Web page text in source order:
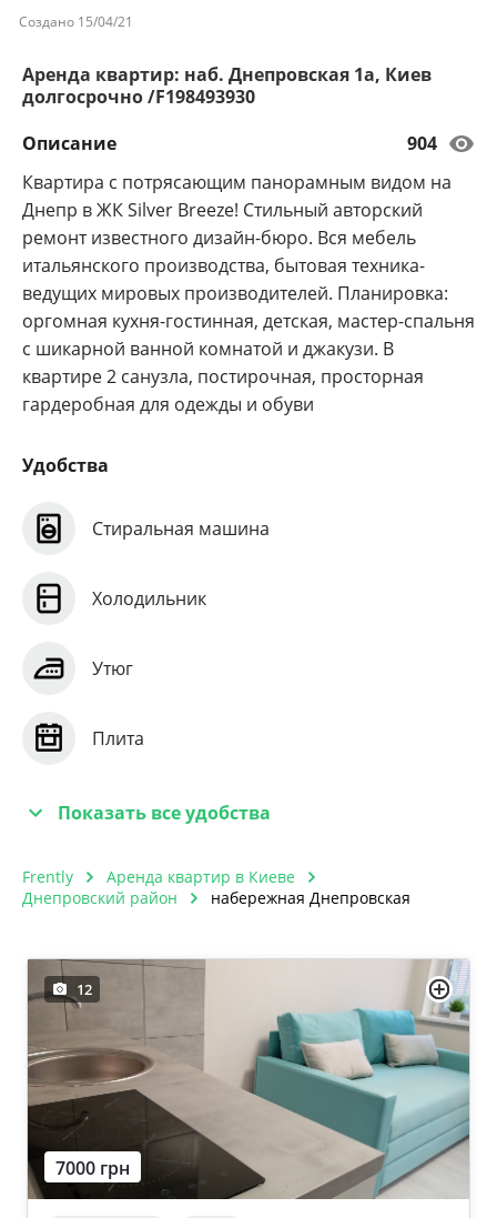
Создано 15/04/21
Аренда квартир: наб. Днепровская 1а, Киев
долгосрочно /F198493930
Описание
904
Квартира с потрясающим панорамным видом на
Днепр в ЖК Silver Breeze! Стильный авторский
ремонт известного дизайн-бюро. Вся мебель
итальянского производства, бытовая техника-
ведущих мировых производителей. Планировка:
оргомная кухня-гостинная, детская, мастер-спальня
с шикарной ванной комнатой и джакузи. В
квартире 2 санузла, постирочная, просторная
гардеробная для одежды и обуви
Удобства
Стиральная машина
Холодильник
Утюг
Плита
Показать все удобства
Frently
Аренда квартир в Киеве
Днепровский район
набережная Днепровская
12
7000 грн